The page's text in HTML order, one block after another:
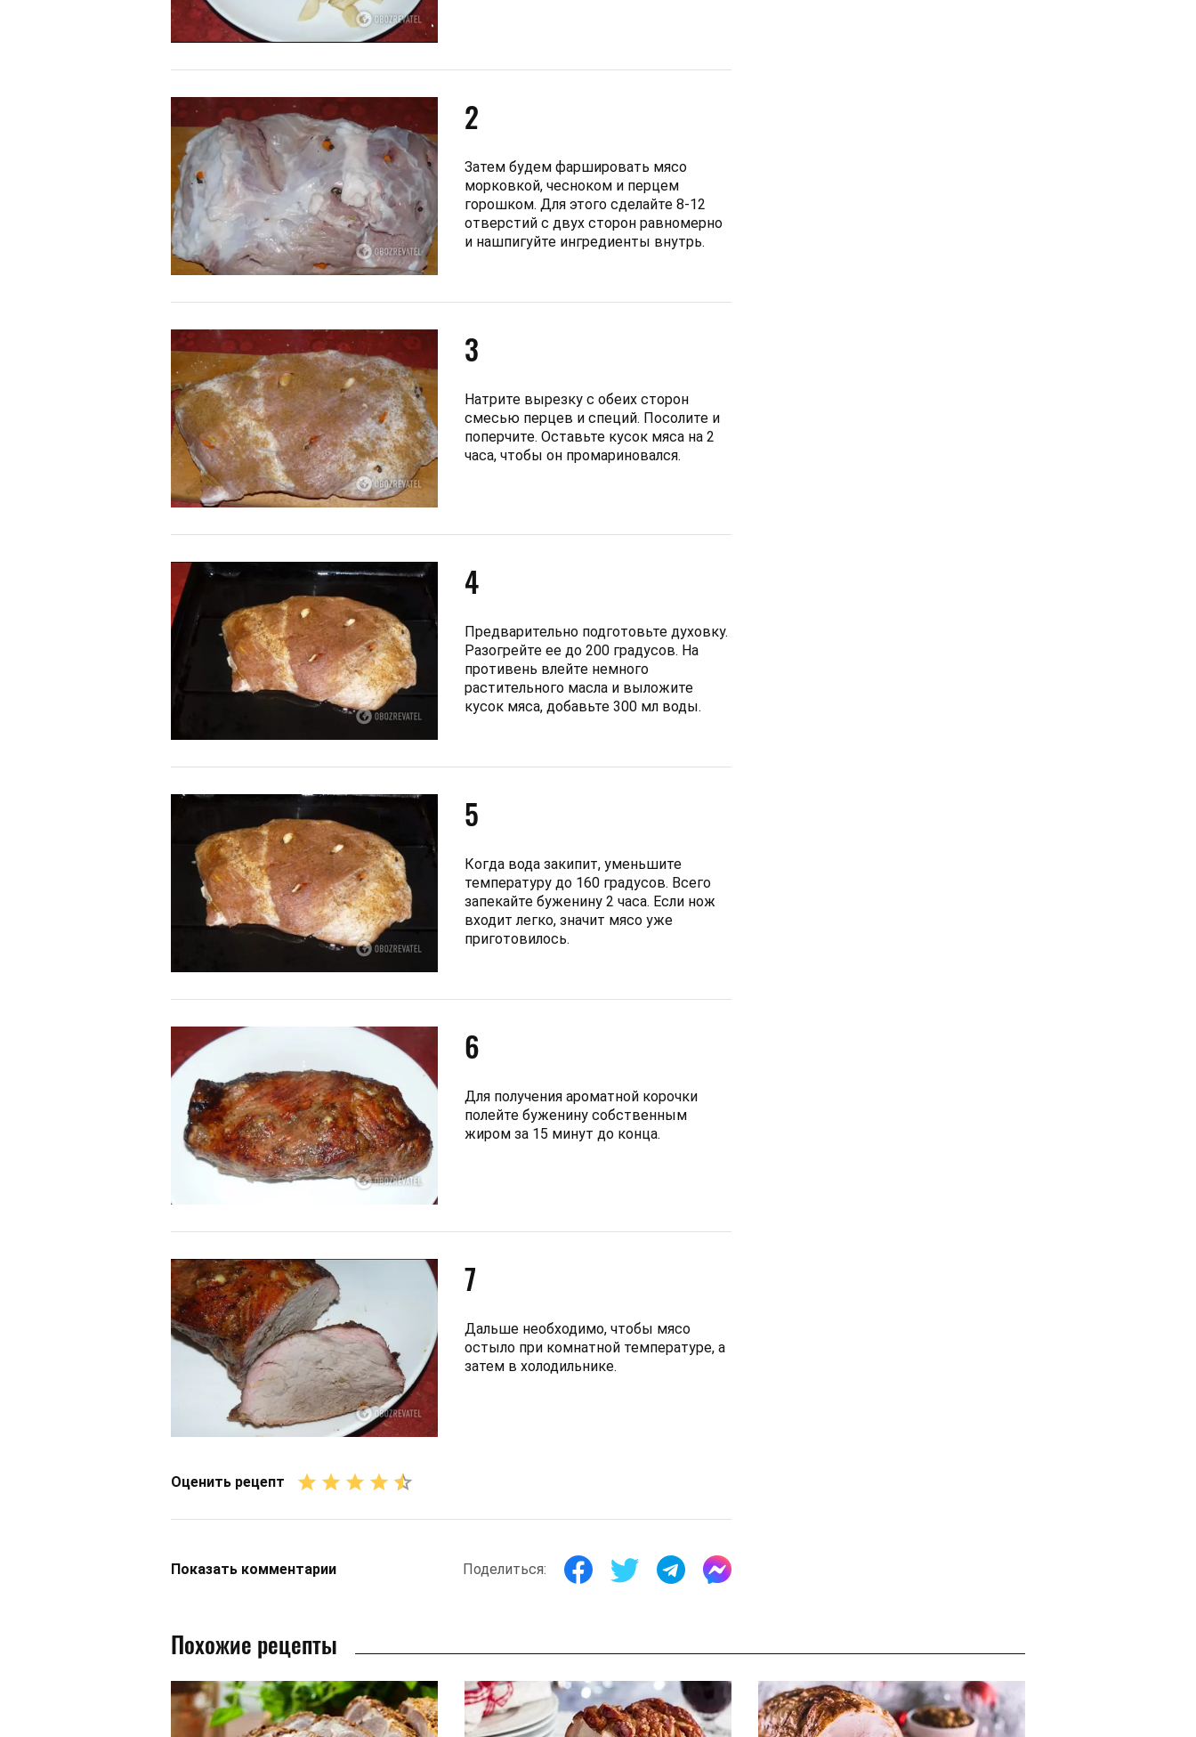
2
Затем будем фаршировать мясо
морковкой, чесноком и перцем
горошком. Для этого сделайте 8-12
отверстий с двух сторон равномерно
и нашпигуйте ингредиенты внутрь.
3
Натрите вырезку с обеих сторон
смесью перцев и специй. Посолите и
поперчите. Оставьте кусок мяса на 2
часа, чтобы он промариновался.
4
Предварительно подготовьте духовку.
Разогрейте ее до 200 градусов. На
противень влейте немного
растительного масла и выложите
кусок мяса, добавьте 300 мл воды.
5
Когда вода закипит, уменьшите
температуру до 160 градусов. Всего
запекайте буженину 2 часа. Если нож
входит легко, значит мясо уже
приготовилось.
6
Для получения ароматной корочки
полейте буженину собственным
жиром за 15 минут до конца.
7
Дальше необходимо, чтобы мясо
остыло при комнатной температуре, а
затем в холодильнике.
Оценить рецепт
Показать комментарии Поделиться:
Похожие рецепты